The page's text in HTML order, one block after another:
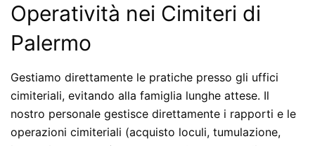
Operatività nei Cimiteri di
Palermo
Gestiamo direttamente le pratiche presso gli uffici
cimiteriali, evitando alla famiglia lunghe attese. Il
nostro personale gestisce direttamente i rapporti e le
operazioni cimiteriali (acquisto loculi, tumulazione,